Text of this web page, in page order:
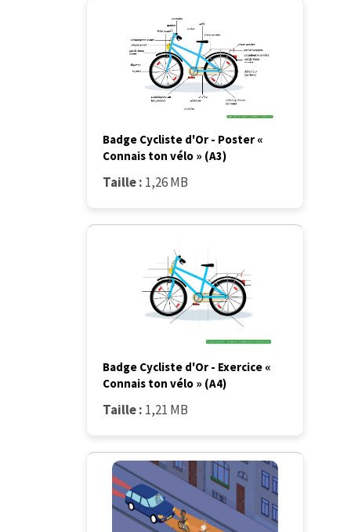
Badge Cycliste d'Or - Poster «
Connais ton vélo » (A3)
Taille : 1,26 MB
Badge Cycliste d'Or - Exercice «
Connais ton vélo » (A4)
Taille : 1,21 MB